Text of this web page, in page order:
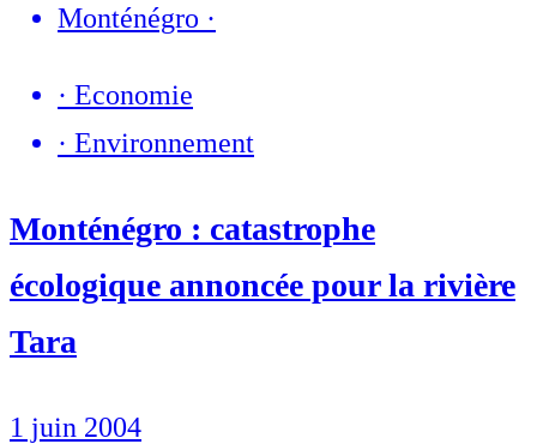
Monténégro ·
· Economie
· Environnement
Monténégro : catastrophe
écologique annoncée pour la rivière
Tara
1 juin 2004